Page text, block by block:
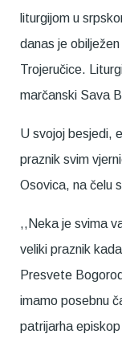
liturgijom u
danas je
Trojeručice.
marčanski Sava
U svojoj besjedi,
praznik svim
Osovica, na čelu
,,Neka je svima
veliki praznik
Presvete
imamo posebnu
patrijarha